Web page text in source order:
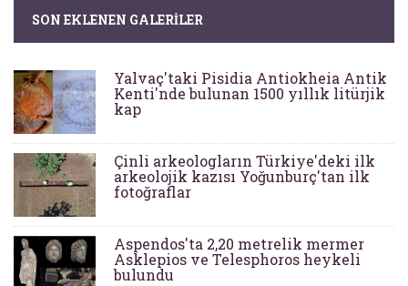
SON EKLENEN GALERILER
Yalvaç'taki Pisidia Antiokheia Antik
Kenti'nde bulunan 1500 yıllık litürjik
kap
Çinli arkeologların Türkiye'deki ilk
arkeolojik kazısı Yoğunburç'tan ilk
fotoğraflar
Aspendos'ta 2,20 metrelik mermer
Asklepios ve Telesphoros heykeli
bulundu